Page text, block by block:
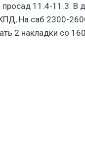
11.4-11.3. В
На саб 2300-
2 накладки со